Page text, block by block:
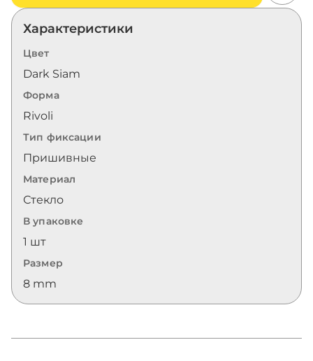
Характеристики
Цвет
Dark Siam
Форма
Rivoli
Тип фиксации
Пришивные
Материал
Стекло
В упаковке
1 шт
Размер
8 mm